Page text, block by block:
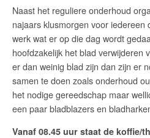
Naast het reguliere onderhoud
najaars klusmorgen voor
werk wat er op die dag wordt
hoofdzakelijk het blad verwijderen
er dan weinig blad zijn dan zijn er
samen te doen zoals onderhoud
het nodige gereedschap maar
een paar bladblazers en
Vanaf 08.45 uur staat de koffie/